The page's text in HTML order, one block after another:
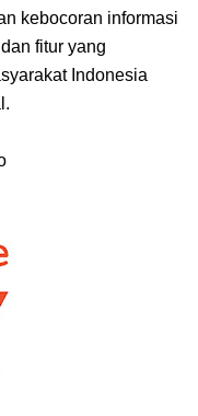
kebocoran informasi
fitur yang
Indonesia